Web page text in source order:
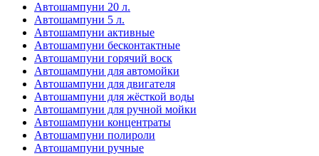
Автошампуни 20 л.
Автошампуни 5 л.
Автошампуни активные
Автошампуни бесконтактные
Автошампуни горячий воск
Автошампуни для автомойки
Автошампуни для двигателя
Автошампуни для жёсткой воды
Автошампуни для ручной мойки
Автошампуни концентраты
Автошампуни полироли
Автошампуни ручные